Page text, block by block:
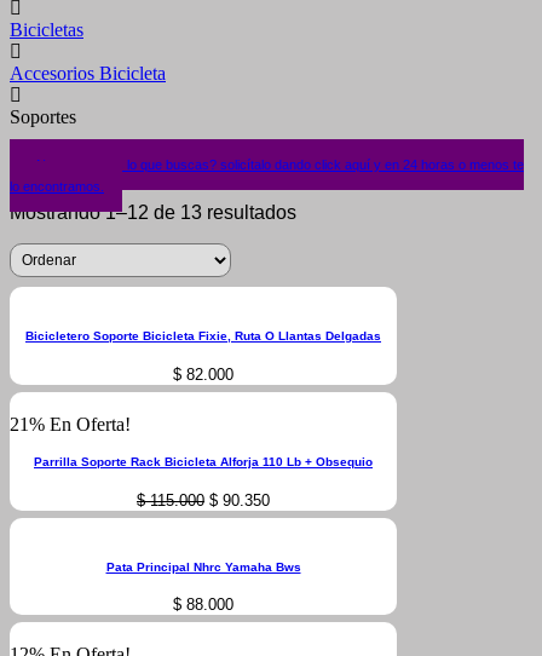
Bicicletas
Accesorios Bicicleta
Soportes
¿No encuentras lo que buscas? solicítalo dando click aquí y en 24 horas o menos te
lo encontramos.
Mostrando 1–12 de 13 resultados
Bicicletero Soporte Bicicleta Fixie, Ruta O Llantas Delgadas
$ 82.000
21% En Oferta!
Parrilla Soporte Rack Bicicleta Alforja 110 Lb + Obsequio
$115.000 Original
price
$ 90.350Current
price
Pata Principal Nhrc Yamaha Bws
$ 88.000